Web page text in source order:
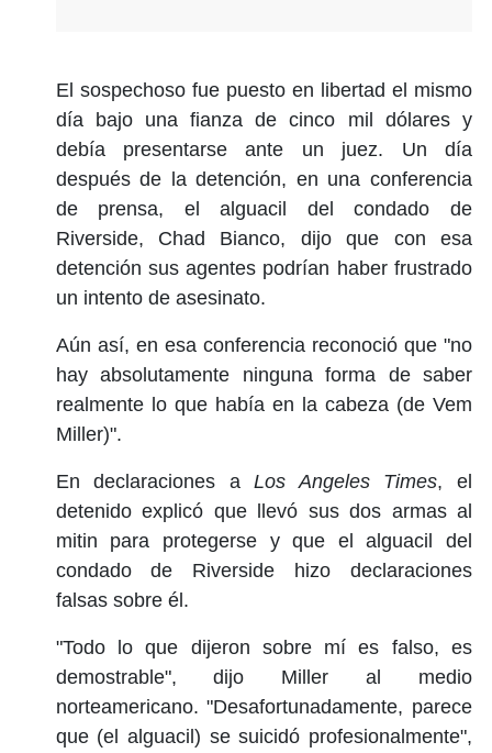
El sospechoso fue puesto en libertad el mismo
día bajo una fianza de cinco mil dólares y
debía presentarse ante un juez. Un día
después de la detención, en una conferencia
de prensa, el alguacil del condado de
Riverside, Chad Bianco, dijo que con esa
detención sus agentes podrían haber frustrado
un intento de asesinato.
Aún así, en esa conferencia reconoció que "no
hay absolutamente ninguna forma de saber
realmente lo que había en la cabeza (de Vem
Miller)".
En declaraciones aLos Angeles Times, el
detenido explicó que llevó sus dos armas al
mitin para protegerse y que el alguacil del
condado de Riverside hizo declaraciones
falsas sobre él.
"Todo lo que dijeron sobre mí es falso, es
demostrable", dijo Miller al medio
norteamericano. "Desafortunadamente, parece
que (el alguacil) se suicidó profesionalmente",